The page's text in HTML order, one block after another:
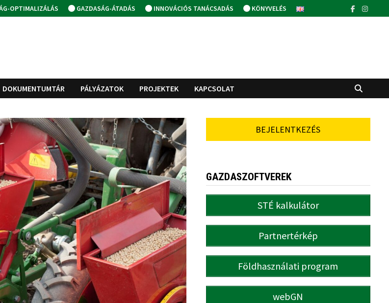
OPTIMALIZÁLÁS GAZDASÁG-ÁTADÁS INNOVÁCIÓS TANÁCSADÁS KÖNYVELÉS
DOKUMENTUMTÁR PÁLYÁZATOK PROJEKTEK KAPCSOLAT
BEJELENTKEZÉS
GAZDASZOFTVEREK
STÉ kalkulátor
Partnertérkép
Földhasználati program
webGN